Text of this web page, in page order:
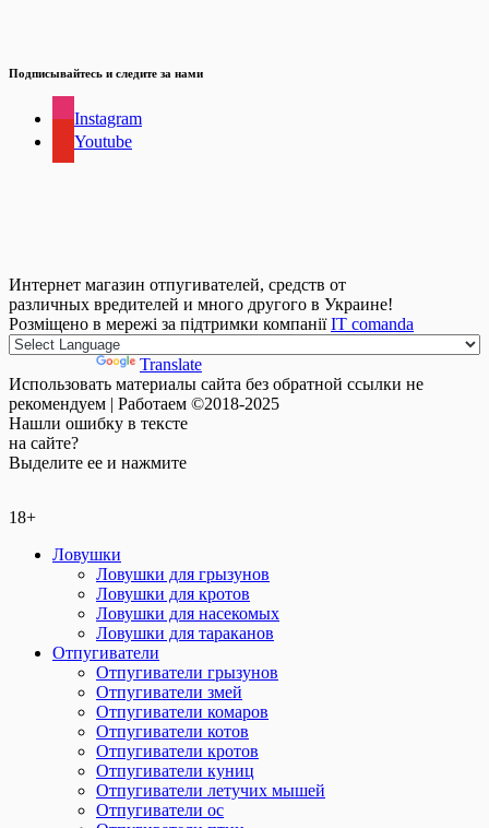
Подписывайтесь и следите за нами
Instagram
Youtube
Интернет магазин отпугивателей, средств от
различных вредителей и много другого в Украине!
Розміщено в мережі за підтримки компаніїIT comanda
Translate
Использовать материалы сайта без обратной ссылки не
рекомендуем | Работаем ©2018-2025
Нашли ошибку в тексте
на сайте?
Выделите ее и нажмите
18+
Ловушки
Ловушки для грызунов
Ловушки для кротов
Ловушки для насекомых
Ловушки для тараканов
Отпугиватели
Отпугиватели грызунов
Отпугиватели змей
Отпугиватели комаров
Отпугиватели котов
Отпугиватели кротов
Отпугиватели куниц
Отпугиватели летучих мышей
Отпугиватели ос